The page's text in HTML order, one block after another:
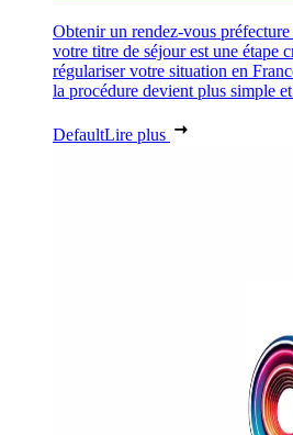
Obtenir un rendez-vous
votre titre de séjour est une étape
régulariser votre situation en
la procédure devient plus simple
DefaultLire plus